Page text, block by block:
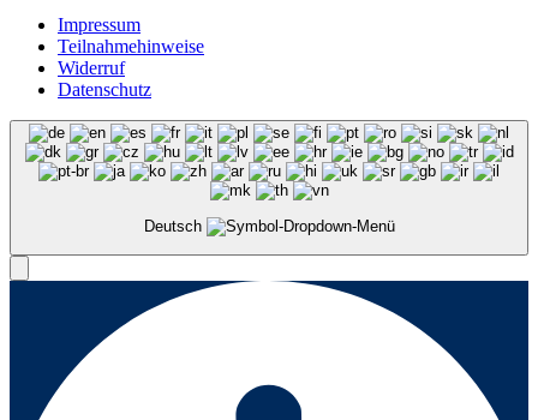
Impressum
Teilnahmehinweise
Widerruf
Datenschutz
Deutsch